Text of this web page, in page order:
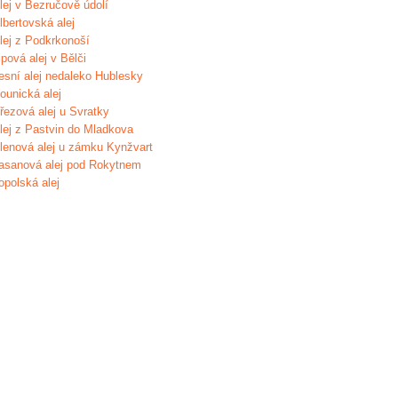
v Bezručově údolí
alej
z Podkrkonoší
alej v Bělči
alej nedaleko Hublesky
alej
alej u Svratky
z Pastvin do Mladkova
alej u zámku Kynžvart
alej pod Rokytnem
alej